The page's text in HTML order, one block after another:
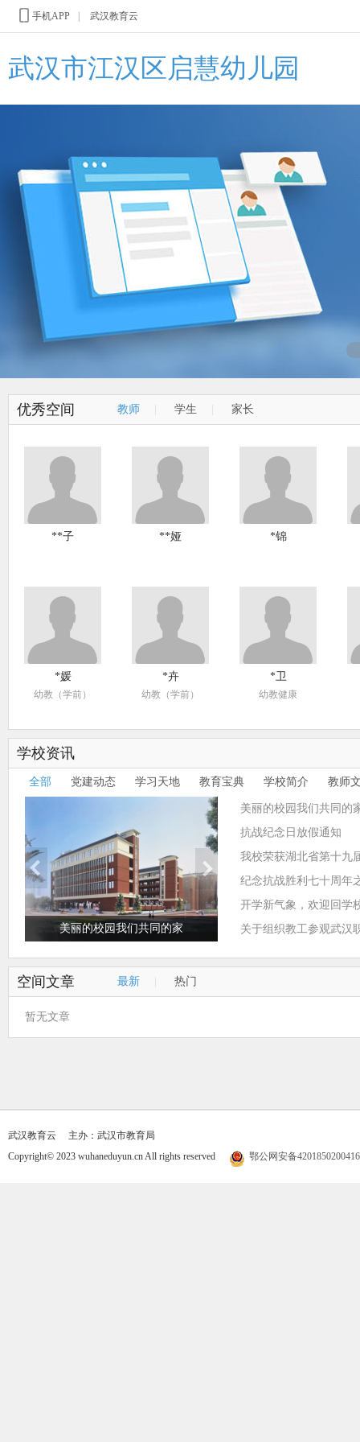
手机APP 武汉教育云
武汉市江汉区启慧幼儿园
优秀空间 教师 学生 家长
**子 **娅 *锦
*媛
幼教（学前）
*卉
幼教（学前）
*卫
幼教健康
学校资讯
全部 党建动态 学习天地 教育宝典 学校简介 教师
美丽的校园我们共同的家
美丽的校园我们共同的
抗战纪念日放假通知
我校荣获湖北省第十九
赛“优秀组
纪念抗战胜利七十周年
礼堂举行
开学新气象，欢迎回学
关于组织教工参观武汉
空间文章 最新 热门
暂无文章
武汉教育云 主办：武汉市教育局
Copyright© 2023 wuhaneduyun.cn All rights reserved
鄂公网安备